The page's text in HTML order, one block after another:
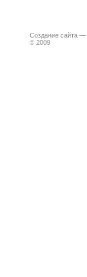
Создание сайта —
© 2009